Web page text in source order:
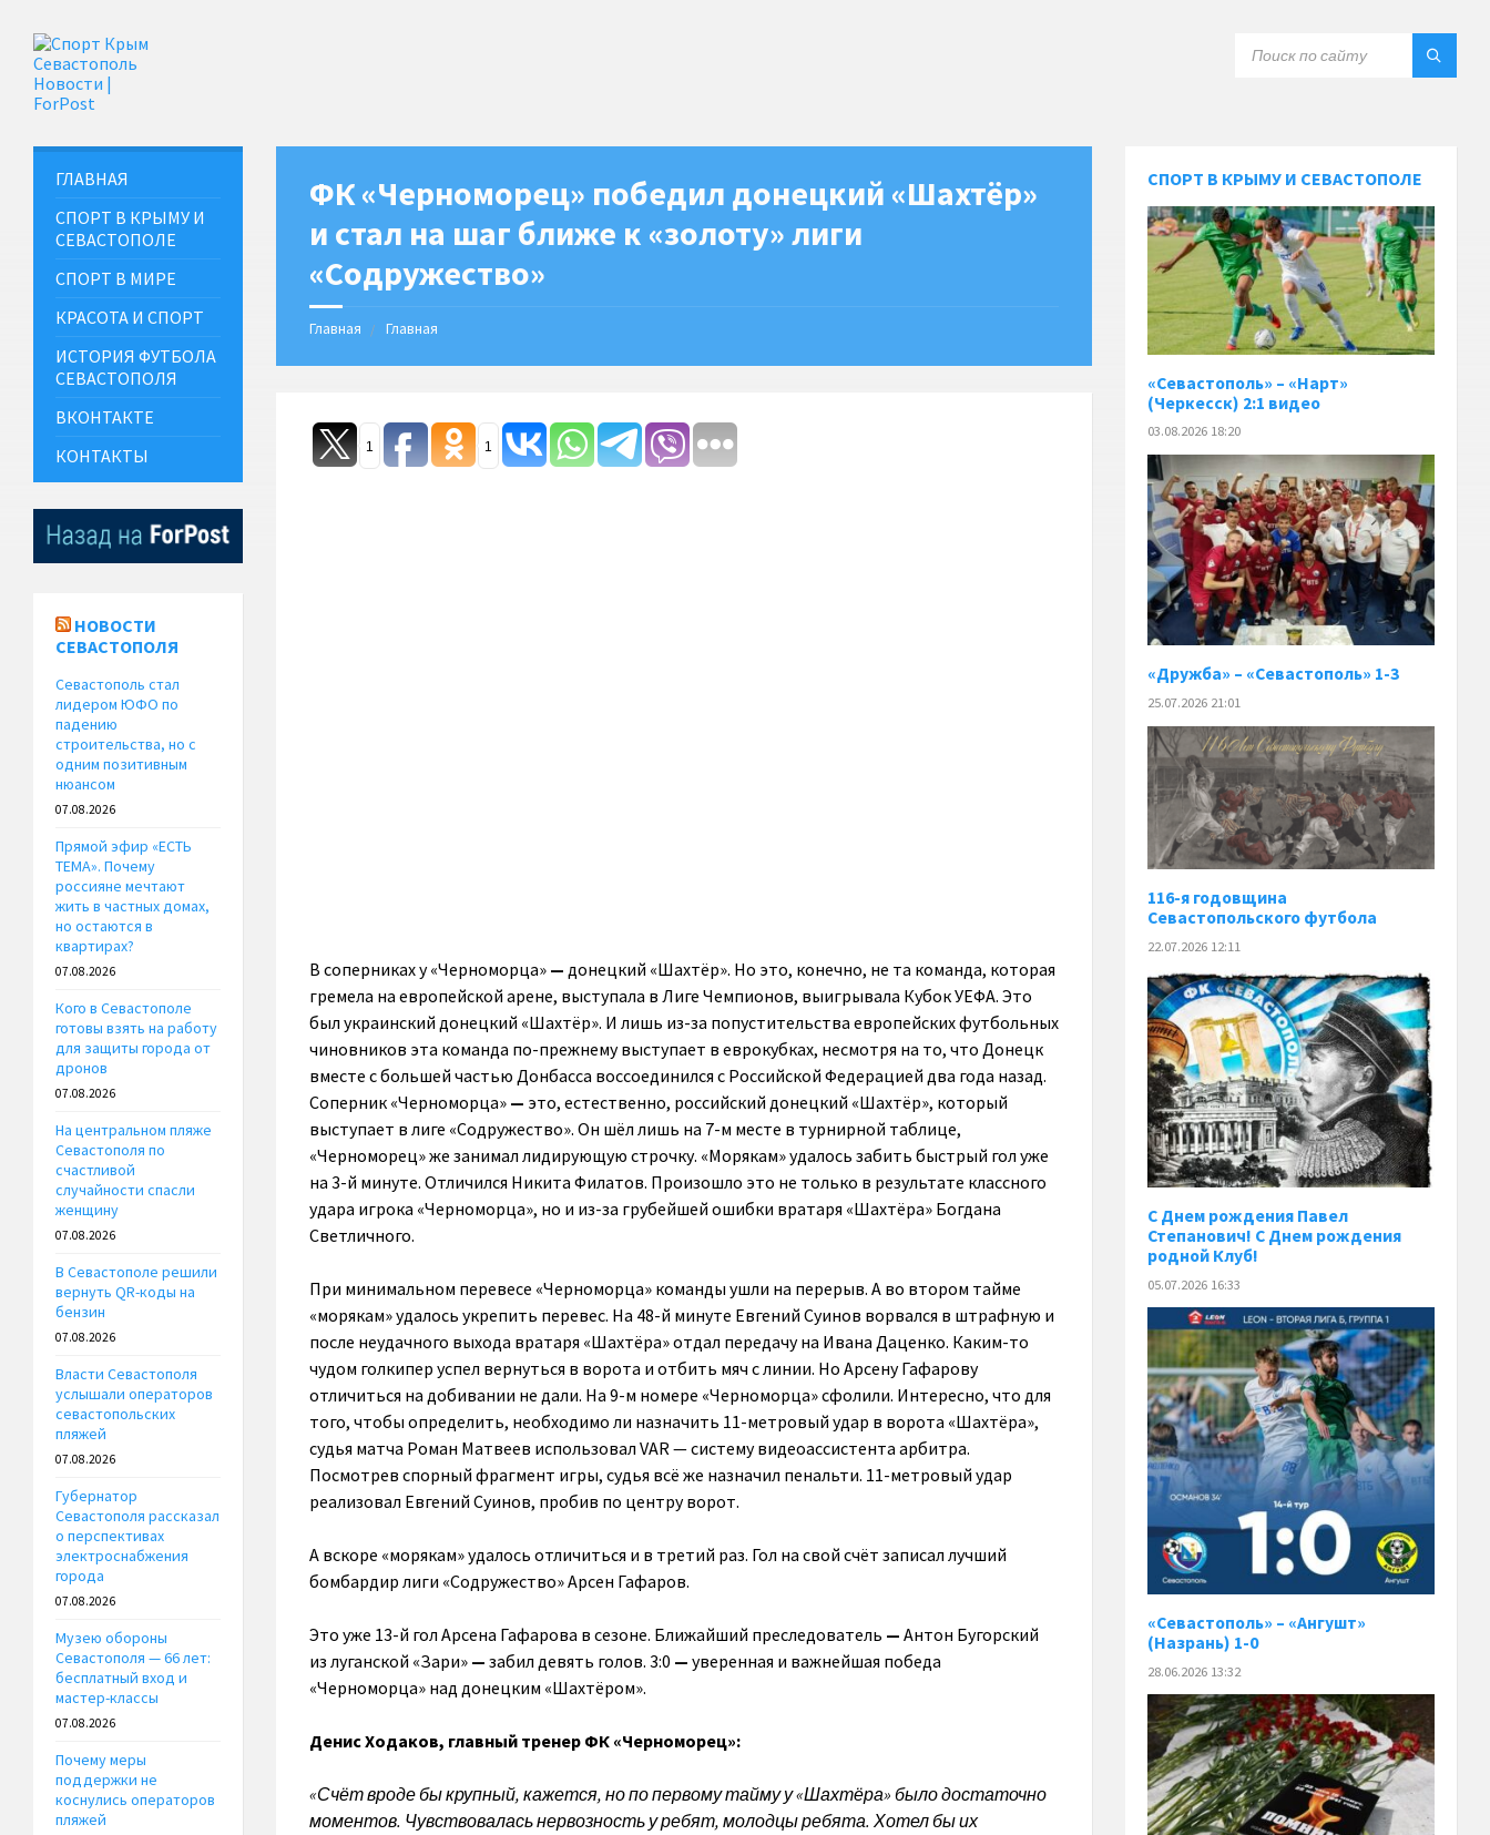
ФК «Черноморец» победил донецкий «Шахтёр»
и стал на шаг ближе к «золоту» лиги
«Содружество»
Главная Главная
1 1
В соперниках у «Черноморца» — донецкий «Шахтёр». Но это, конечно, не та команда, которая
гремела на европейской арене, выступала в Лиге Чемпионов, выигрывала Кубок УЕФА. Это
был украинский донецкий «Шахтёр». И лишь из-за попустительства европейских футбольных
чиновников эта команда по-прежнему выступает в еврокубках, несмотря на то, что Донецк
вместе с большей частью Донбасса воссоединился с Российской Федерацией два года назад.
Соперник «Черноморца» — это, естественно, российский донецкий «Шахтёр», который
выступает в лиге «Содружество». Он шёл лишь на 7-м месте в турнирной таблице,
«Черноморец» же занимал лидирующую строчку. «Морякам» удалось забить быстрый гол уже
на 3-й минуте. Отличился Никита Филатов. Произошло это не только в результате классного
удара игрока «Черноморца», но и из-за грубейшей ошибки вратаря «Шахтёра» Богдана
Светличного.
При минимальном перевесе «Черноморца» команды ушли на перерыв. А во втором тайме
«морякам» удалось укрепить перевес. На 48-й минуте Евгений Суинов ворвался в штрафную и
после неудачного выхода вратаря «Шахтёра» отдал передачу на Ивана Даценко. Каким-то
чудом голкипер успел вернуться в ворота и отбить мяч с линии. Но Арсену Гафарову
отличиться на добивании не дали. На 9-м номере «Черноморца» сфолили. Интересно, что для
того, чтобы определить, необходимо ли назначить 11-метровый удар в ворота «Шахтёра»,
судья матча Роман Матвеев использовалVAR— систему видеоассистента арбитра.
Посмотрев спорный фрагмент игры, судья всё же назначил пенальти. 11-метровый удар
реализовал Евгений Суинов, пробив по центру ворот.
А вскоре «морякам» удалось отличиться и в третий раз. Гол на свой счёт записал лучший
бомбардир лиги «Содружество» Арсен Гафаров.
Это уже 13-й гол Арсена Гафарова в сезоне. Ближайший преследователь — Антон Бугорский
из луганской «Зари» — забил девять голов. 3:0 — уверенная и важнейшая победа
«Черноморца» над донецким «Шахтёром».
Денис Ходаков, главный тренер ФК «Черноморец»:
«Счёт вроде бы крупный, кажется, но по первому тайму у «Шахтёра» было достаточно
моментов. Чувствовалась нервозность у ребят, молодцы ребята. Хотел бы их
ГЛАВНАЯ
СПОРТ В КРЫМУ И
СЕВАСТОПОЛЕ
СПОРТ В МИРЕ
КРАСОТА И СПОРТ
ИСТОРИЯ ФУТБОЛА
СЕВАСТОПОЛЯ
ВКОНТАКТЕ
КОНТАКТЫ
НОВОСТИ
СЕВАСТОПОЛЯ
Севастополь стал
лидером ЮФО по
падению
строительства, но с
одним позитивным
нюансом
07.08.2026
Прямой эфир «ЕСТЬ
ТЕМА». Почему
россияне мечтают
жить в частных домах,
но остаются в
квартирах?
07.08.2026
Кого в Севастополе
готовы взять на работу
для защиты города от
дронов
07.08.2026
На центральном пляже
Севастополя по
счастливой
случайности спасли
женщину
07.08.2026
В Севастополе решили
вернуть QR-коды на
бензин
07.08.2026
Власти Севастополя
услышали операторов
севастопольских
пляжей
07.08.2026
Губернатор
Севастополя рассказал
о перспективах
электроснабжения
города
07.08.2026
Музею обороны
Севастополя — 66 лет:
бесплатный вход и
мастер-классы
07.08.2026
Почему меры
поддержки не
коснулись операторов
пляжей
СПОРТ В КРЫМУ И СЕВАСТОПОЛЕ
«Севастополь» – «Нарт»
(Черкесск) 2:1 видео
03.08.2026 18:20
«Дружба» – «Севастополь» 1-3
25.07.2026 21:01
116-я годовщина
Севастопольского футбола
22.07.2026 12:11
С Днем рождения Павел
Степанович! С Днем рождения
родной Клуб!
05.07.2026 16:33
«Севастополь» – «Ангушт»
(Назрань) 1-0
28.06.2026 13:32